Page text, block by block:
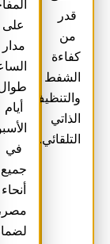
قدر
كفاءة
الشفط
والتنظيف
الذاتي
التلقائي.
المفاجئة
على
مدار
الساعة
طوال
الأسبوع
جميع
أنحاء
مصر،
لضمان